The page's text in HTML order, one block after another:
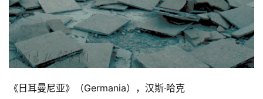
《日耳曼尼亚》（Germania），汉斯·哈克